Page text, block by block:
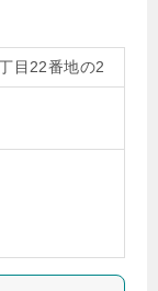
目22番地の2